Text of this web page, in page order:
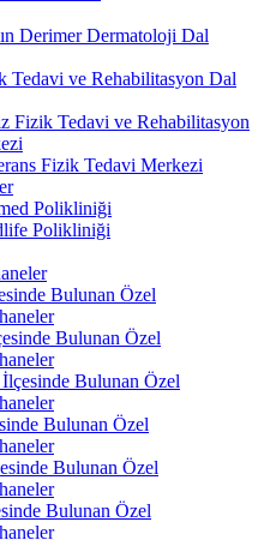
Derimer Dermatoloji Dal
Tedavi ve Rehabilitasyon Dal
Fizik Tedavi ve Rehabilitasyon
Fizik Tedavi Merkezi
Polikliniği
Polikliniği
Bulunan Özel
Bulunan Özel
İlçesinde Bulunan Özel
Bulunan Özel
Bulunan Özel
Bulunan Özel